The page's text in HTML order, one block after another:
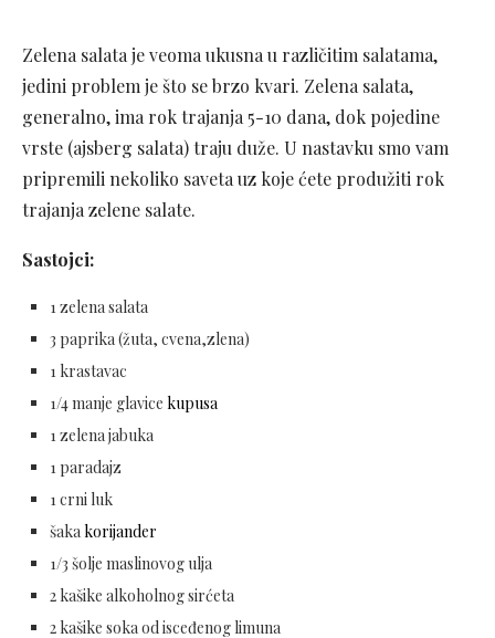
Zelena salata je veoma ukusna u različitim salatama,
jedini problem je što se brzo kvari. Zelena salata,
generalno, ima rok trajanja 5-10 dana, dok pojedine
vrste (ajsberg salata) traju duže. U nastavku smo vam
pripremili nekoliko saveta uz koje ćete produžiti rok
trajanja zelene salate.
Sastojci:
1 zelena salata
3 paprika (žuta, cvena,zlena)
1 krastavac
1/4 manje glavice kupusa
1 zelena jabuka
1 paradajz
1 crni luk
šakakorijander
1/3 šolje maslinovog ulja
2 kašike alkoholnog sirćeta
2 kašike soka od isceđenog limuna